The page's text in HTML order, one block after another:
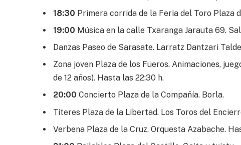
18:30 Primera corrida de la Feria del Toro Plaza
19:00 Música en la calle Txaranga Jarauta 69.
Danzas Paseo de Sarasate. Larratz Dantzari
Zona joven Plaza de los Fueros. Animaciones,
de 12 años). Hasta las 22:30 h.
20:00 Concierto Plaza de la Compañía. Borla.
Títeres Plaza de la Libertad. Los Toros del
Verbena Plaza de la Cruz. Orquesta Azabache.